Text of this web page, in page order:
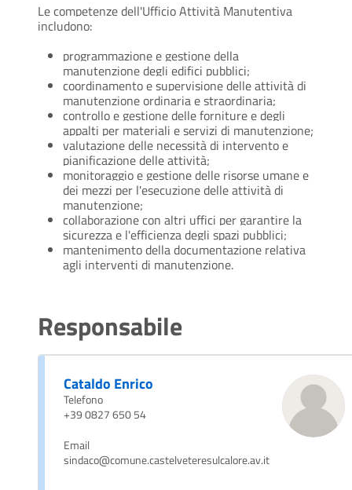
Le competenze dell'Ufficio Attività Manutentiva
includono:
programmazione e gestione della
manutenzione degli edifici pubblici;
coordinamento e supervisione delle attività di
manutenzione ordinaria e straordinaria;
controllo e gestione delle forniture e degli
appalti per materiali e servizi di manutenzione;
valutazione delle necessità di intervento e
pianificazione delle attività;
monitoraggio e gestione delle risorse umane e
dei mezzi per l'esecuzione delle attività di
manutenzione;
collaborazione con altri uffici per garantire la
sicurezza e l'efficienza degli spazi pubblici;
mantenimento della documentazione relativa
agli interventi di manutenzione.
Responsabile
Cataldo Enrico
Telefono
+39 0827 650 54
Email
sindaco@comune.castelveteresulcalore.av.it